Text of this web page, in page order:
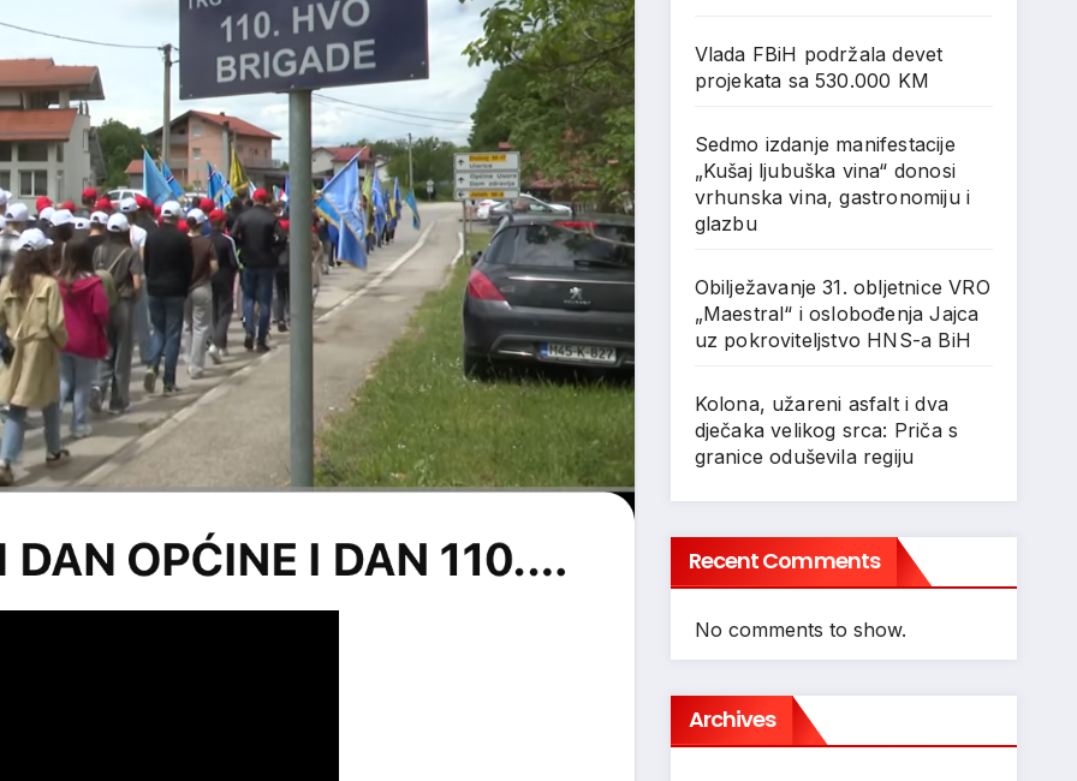
Vlada FBiH podržala devet
projekata sa 530.000 KM
Sedmo izdanje manifestacije
„Kušaj ljubuška vina“ donosi
vrhunska vina, gastronomiju i
glazbu
Obilježavanje 31. obljetnice VRO
„Maestral“ i oslobođenja Jajca
uz pokroviteljstvo HNS-a BiH
Kolona, užareni asfalt i dva
dječaka velikog srca: Priča s
granice oduševila regiju
Recent Comments
No comments to show.
Archives